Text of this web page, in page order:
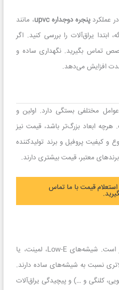
عملکرد پنجره دوجداره upvc
، مانند
یراق‌آلات را بررسی کنید. اگر
تماس بگیرید. نگهداری ساده و
افزایش می‌دهد.
مختلفی بستگی دارد. اولین و
ابعاد بزرگ‌تر باشد، قیمت نیز
و کیفیت پروفیل و برند تولیدکننده
معتبر، قیمت بیشتری دارند.
استعلام قیمت با ما تماس
نوع شیشه نیز بر قیمت تأثیرگذار است. شیشه‌های Low-E، لمینت، یا
نسبت به شیشه‌های ساده دارند.
کلنگی و …) و پیچیدگی یراق‌آلات